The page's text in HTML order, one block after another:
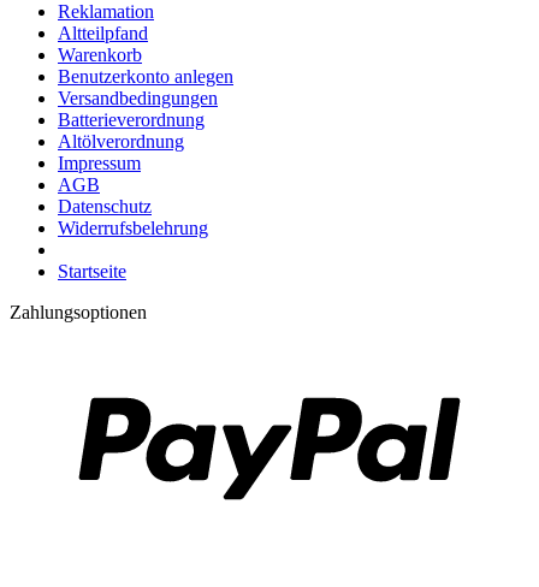
Reklamation
Altteilpfand
Warenkorb
Benutzerkonto anlegen
Versandbedingungen
Batterieverordnung
Altölverordnung
Impressum
AGB
Datenschutz
Widerrufsbelehrung
Startseite
Zahlungsoptionen